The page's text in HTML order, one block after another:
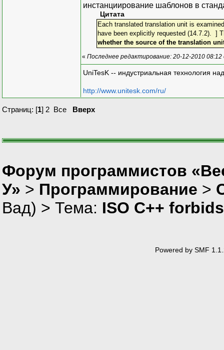
инстанциирование шаблонов в
Цитата
Each translated translation unit is
have been explicitly requested (14.7.2). ]
whether the source of the translation
« Последнее редактирование: 20-12-2010
UniTesK -- индустриальная технология
http://www.unitesk.com/ru/
Страниц: [1] 2 Все Вверх
Форум программистов
У» > Программирование >
Вад) > Тема: ISO C++
Powered by SMF